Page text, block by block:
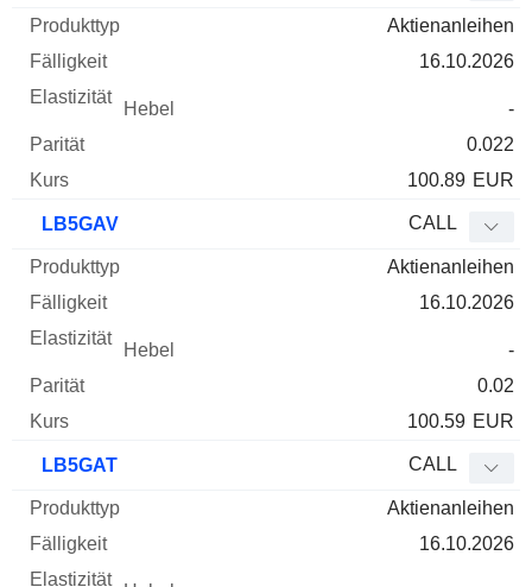
Aktienanleihen
16.10.2026
-
0.022
100.89 EUR
LB5GAV CALL
Aktienanleihen
16.10.2026
-
0.02
100.59 EUR
LB5GAT CALL
Aktienanleihen
16.10.2026